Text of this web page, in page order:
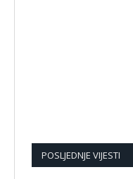
POSLJEDNJE VIJESTI